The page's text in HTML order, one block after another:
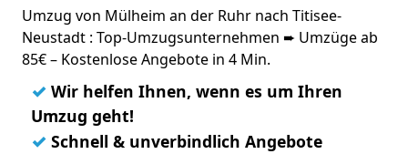
Umzug von Mülheim an der Ruhr nach Titisee-
Neustadt : Top-Umzugsunternehmen ➨ Umzüge ab
85€ – Kostenlose Angebote in 4 Min.
✓ Wir helfen Ihnen, wenn es um Ihren
Umzug geht!
✓ Schnell & unverbindlich Angebote